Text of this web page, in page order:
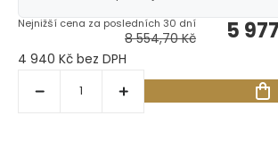
8 554,70 Kč 5
4 940 Kč bez DPH